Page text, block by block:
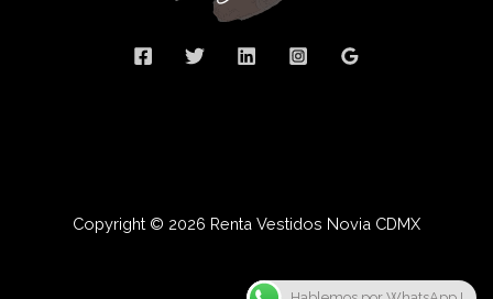
Copyright © 2026 Renta Vestidos Novia CDMX